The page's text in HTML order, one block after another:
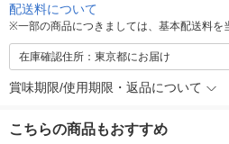
配送料について
※一部の商品につきましては、基本配送料を
在庫確認住所：東京都にお届け
賞味期限/使用期限・返品について
こちらの商品もおすすめ